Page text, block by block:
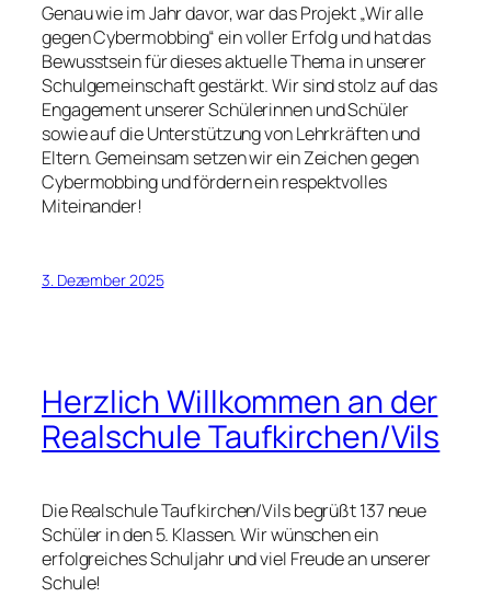
Genau wie im Jahr davor, war das Projekt „Wir alle
gegen Cybermobbing“ ein voller Erfolg und hat das
Bewusstsein für dieses aktuelle Thema in unserer
Schulgemeinschaft gestärkt. Wir sind stolz auf das
Engagement unserer Schülerinnen und Schüler
sowie auf die Unterstützung von Lehrkräften und
Eltern. Gemeinsam setzen wir ein Zeichen gegen
Cybermobbing und fördern ein respektvolles
Miteinander!
3. Dezember 2025
Herzlich Willkommen an der
Realschule Taufkirchen/Vils
Die Realschule Taufkirchen/Vils begrüßt 137 neue
Schüler in den 5. Klassen. Wir wünschen ein
erfolgreiches Schuljahr und viel Freude an unserer
Schule!